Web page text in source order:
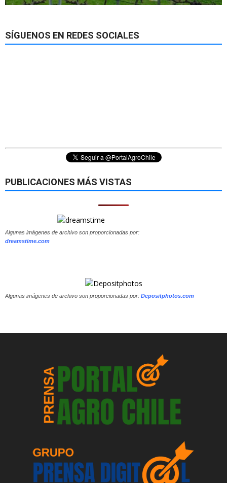
SÍGUENOS EN REDES SOCIALES
PUBLICACIONES MÁS VISTAS
Algunas imágenes de archivo son proporcionadas por:
dreamstime.com
Algunas imágenes de archivo son proporcionadas por: Depositphotos.com